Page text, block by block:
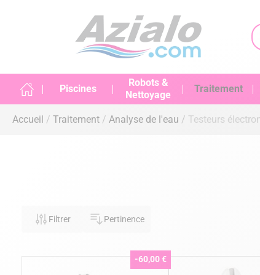
Piscines
Robots &
Nettoyage
Traitement
Accueil Traitement Analyse de l'eau Testeurs
Filtrer Pertinence
-60,00 €